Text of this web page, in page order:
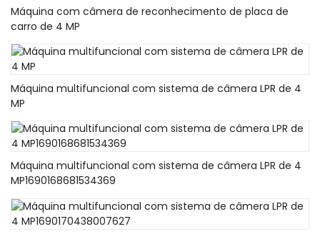
Máquina com câmera de reconhecimento de placa de
carro de 4 MP
Máquina multifuncional com sistema de câmera LPR de 4
MP
Máquina multifuncional com sistema de câmera LPR de 4
MP1690168681534369